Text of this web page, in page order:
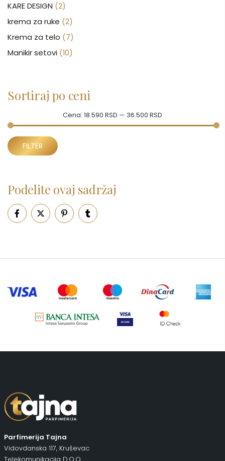
KARE DESIGN (2)
krema za ruke (2)
Krema za telo (7)
Manikir setovi (10)
Nega lica (88)
Neseseri
Novčanici (43)
Pepe Jeans Ranac (10)
Piling za telo (3)
Putni program (50)
Šminka (187)
Uncategorized (1)
Sortiraj po ceni
FILTER
Cena: 18.590 RSD — 36.500 RSD
Podelite ovaj sadržaj
Parfimerija Tajna
Vidovdanska 117, Kruševac